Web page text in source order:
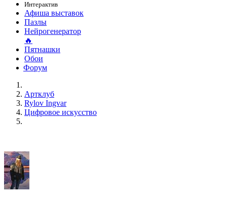
Интерактив
Афиша выставок
Пазлы
Нейрогенератор
🔥
Пятнашки
Обои
Форум
Артклуб
Rylov Ingvar
Цифровое искусство